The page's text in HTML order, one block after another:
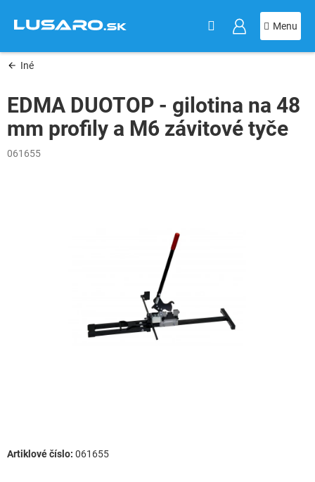
obsah
Iné
EDMA DUOTOP - gilotina na 48
mm profily a M6 závitové tyče
061655
061655